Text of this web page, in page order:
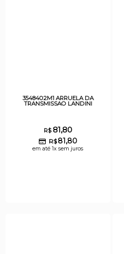
3548402M1 ARRUELA DA
TRANSMISSAO LANDINI
R$81,80
R$ 81,80
em até 1x sem juros